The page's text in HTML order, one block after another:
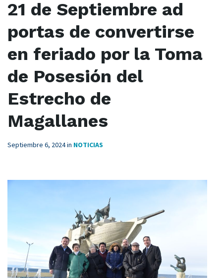
21 de Septiembre ad
portas de convertirse
en feriado por la Toma
de Posesión del
Estrecho de
Magallanes
Septiembre 6, 2024in NOTICIAS